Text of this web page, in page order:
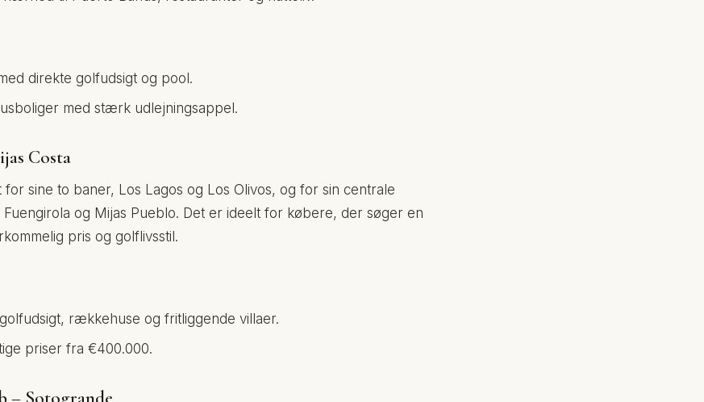
direkte golfudsigt og pool.
med stærk udlejningsappel.
Costa
for sine to baner, Los Lagos og Los Olivos, og for sin centrale
Fuengirola og Mijas Pueblo. Det er ideelt for købere, der søger en
pris og golflivsstil.
rækkehuse og fritliggende villaer.
priser fra €400.000.